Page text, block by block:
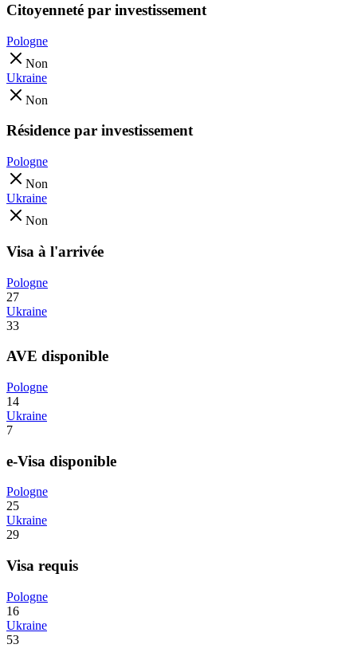
Citoyenneté par investissement
Pologne
Non
Ukraine
Non
Résidence par investissement
Pologne
Non
Ukraine
Non
Visa à l'arrivée
Pologne
27
Ukraine
33
AVE disponible
Pologne
14
Ukraine
7
e-Visa disponible
Pologne
25
Ukraine
29
Visa requis
Pologne
16
Ukraine
53